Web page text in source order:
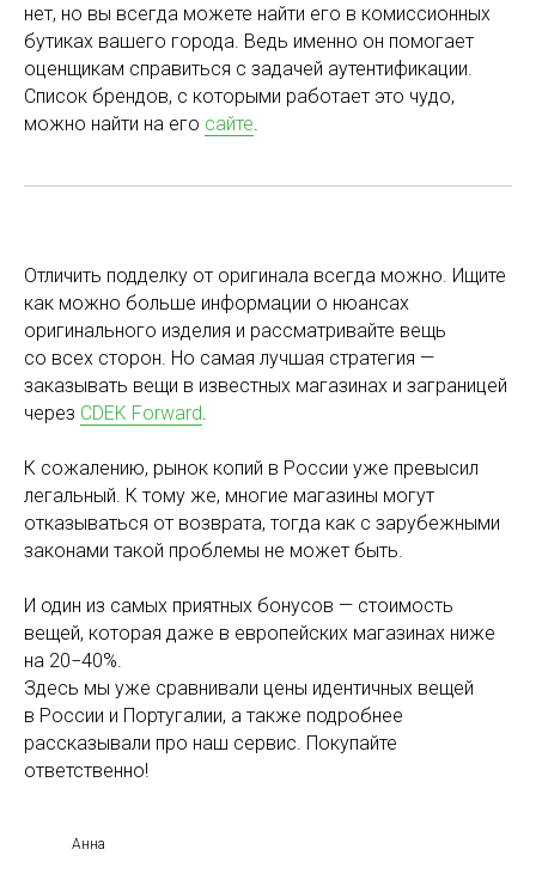
нет, но вы всегда можете найти его в комиссионных
бутиках вашего города. Ведь именно он помогает
оценщикам справиться с задачей аутентификации.
Список брендов, с которыми работает это чудо,
можно найти на его сайте
Отличить подделку от оригинала всегда можно. Ищите
как можно больше информации о нюансах
оригинального изделия и рассматривайте вещь
со всех сторон. Но самая лучшая стратегия —
заказывать вещи в известных магазинах и заграницей
через CDEK Forward
К сожалению, рынок копий в России уже превысил
легальный. К тому же, многие магазины могут
отказываться от возврата, тогда как с зарубежными
законами такой проблемы не может быть.
И один из самых приятных бонусов — стоимость
вещей, которая даже в европейских магазинах ниже
на 20−40%.
Здесь мы уже сравнивали цены идентичных вещей
в России и Португалии, а также подробнее
рассказывали про наш сервис. Покупайте
ответственно!
Анна